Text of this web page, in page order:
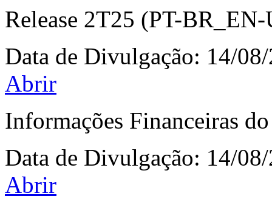
Release 2T25 (PT-
Data de Divulgação: 14/
Abrir
Informações Financeiras
Data de Divulgação: 14/
Abrir